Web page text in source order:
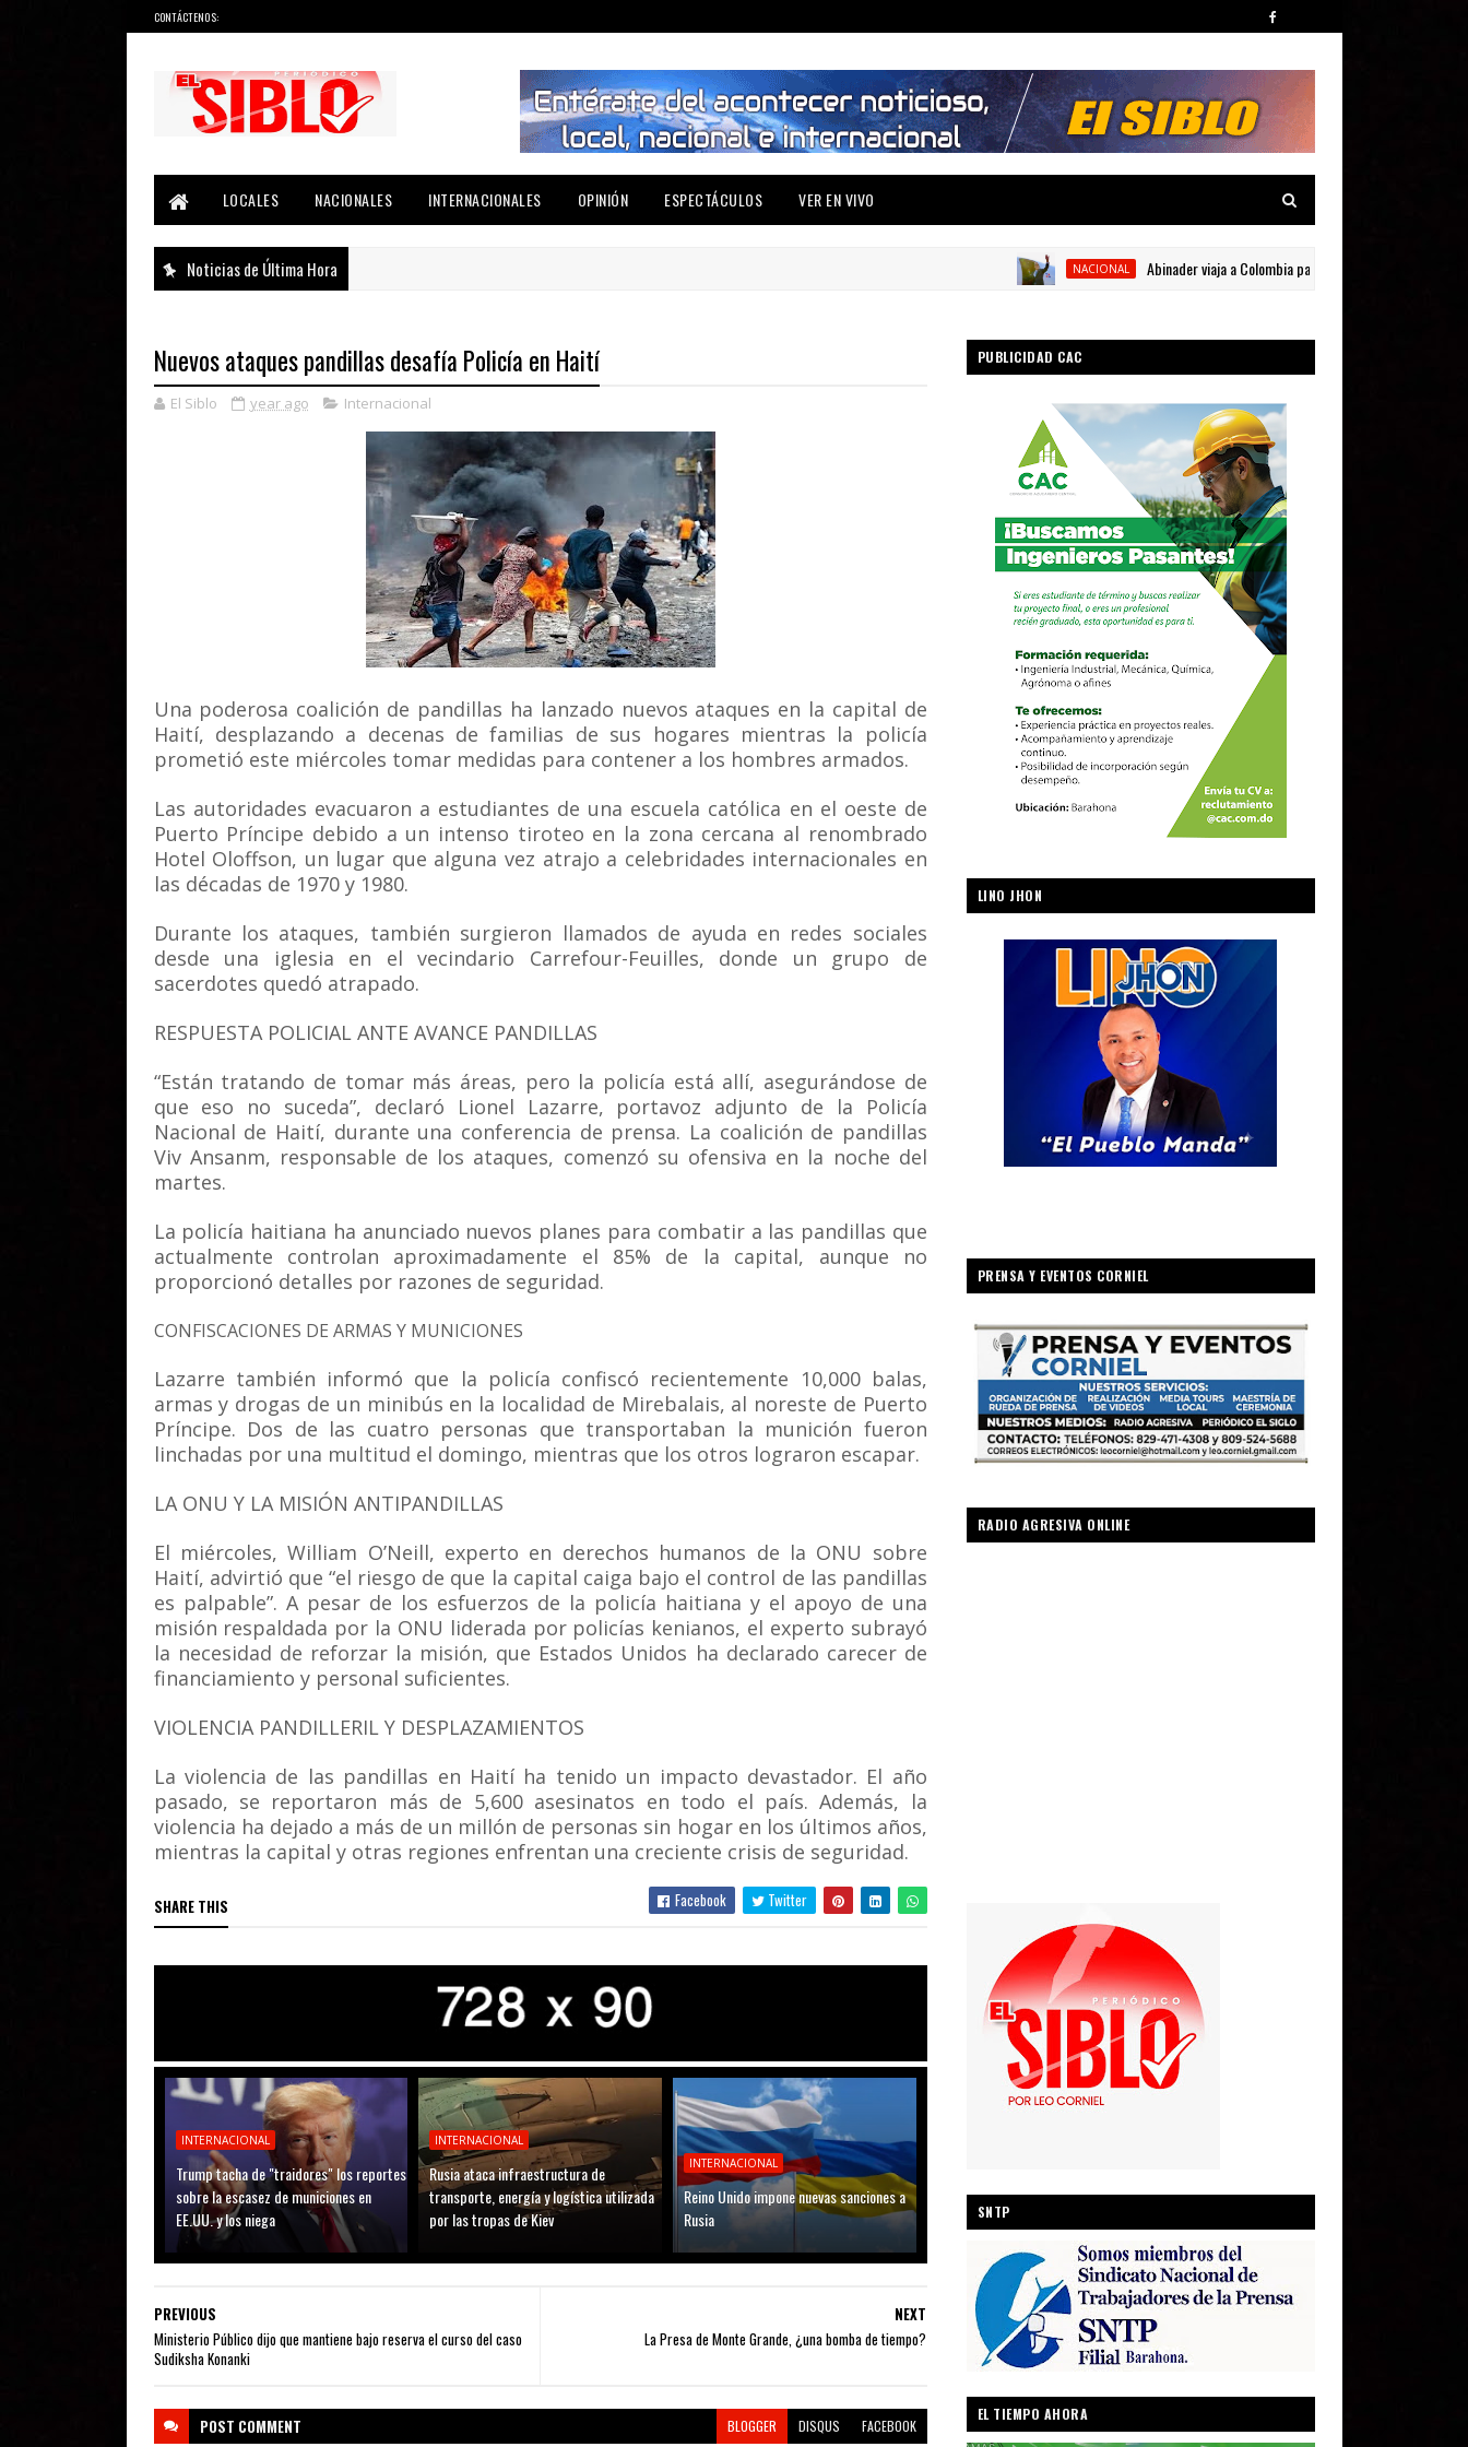
CONTÁCTENOS:
LOCALES
NACIONALES INTERNACIONALES OPINIÓN ESPECTÁCULOS VER EN VIVO
Noticias de Última Hora NACIONAL Abinader viaja a Colombia para participar en la toma de
Nuevos ataques pandillas desafía Policía en Haití
El Siblo year ago Internacional
Una poderosa coalición de pandillas ha lanzado nuevos ataques en la capital de
Haití, desplazando a decenas de familias de sus hogares mientras la policía
prometió este miércoles tomar medidas para contener a los hombres armados.
Las autoridades evacuaron a estudiantes de una escuela católica en el oeste de
Puerto Príncipe debido a un intenso tiroteo en la zona cercana al renombrado
Hotel Oloffson, un lugar que alguna vez atrajo a celebridades internacionales en
las décadas de 1970 y 1980.
Durante los ataques, también surgieron llamados de ayuda en redes sociales
desde una iglesia en el vecindario Carrefour-Feuilles, donde un grupo de
sacerdotes quedó atrapado.
RESPUESTA POLICIAL ANTE AVANCE PANDILLAS
“Están tratando de tomar más áreas, pero la policía está allí, asegurándose de
que eso no suceda”, declaró Lionel Lazarre, portavoz adjunto de la Policía
Nacional de Haití, durante una conferencia de prensa. La coalición de pandillas
Viv Ansanm, responsable de los ataques, comenzó su ofensiva en la noche del
martes.
La policía haitiana ha anunciado nuevos planes para combatir a las pandillas que
actualmente controlan aproximadamente el 85% de la capital, aunque no
proporcionó detalles por razones de seguridad.
CONFISCACIONES DE ARMAS Y MUNICIONES
Lazarre también informó que la policía confiscó recientemente 10,000 balas,
armas y drogas de un minibús en la localidad de Mirebalais, al noreste de Puerto
Príncipe. Dos de las cuatro personas que transportaban la munición fueron
linchadas por una multitud el domingo, mientras que los otros lograron escapar.
LA ONU Y LA MISIÓN ANTIPANDILLAS
El miércoles, William O’Neill, experto en derechos humanos de la ONU sobre
Haití, advirtió que “el riesgo de que la capital caiga bajo el control de las pandillas
es palpable”. A pesar de los esfuerzos de la policía haitiana y el apoyo de una
misión respaldada por la ONU liderada por policías kenianos, el experto subrayó
la necesidad de reforzar la misión, que Estados Unidos ha declarado carecer de
financiamiento y personal suficientes.
VIOLENCIA PANDILLERIL Y DESPLAZAMIENTOS
La violencia de las pandillas en Haití ha tenido un impacto devastador. El año
pasado, se reportaron más de 5,600 asesinatos en todo el país. Además, la
violencia ha dejado a más de un millón de personas sin hogar en los últimos años,
mientras la capital y otras regiones enfrentan una creciente crisis de seguridad.
SHARE THIS Facebook Twitter
INTERNACIONAL
Trump tacha de "traidores" los reportes
sobre la escasez de municiones en
EE.UU. y los niega
INTERNACIONAL
Rusia ataca infraestructura de
transporte, energía y logística utilizada
por las tropas de Kiev
INTERNACIONAL
Reino Unido impone nuevas sanciones a
Rusia
NEXT
La Presa de Monte Grande, ¿una bomba de tiempo?
PREVIOUS
Ministerio Público dijo que mantiene bajo reserva el curso del caso
Sudiksha Konanki
POST COMMENT BLOGGER DISQUS FACEBOOK
PUBLICIDAD CAC
LINO JHON
PRENSA Y EVENTOS CORNIEL
RADIO AGRESIVA ONLINE
SNTP
EL TIEMPO AHORA